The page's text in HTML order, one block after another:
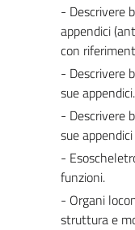
- Descrivere
appendici
con
- Descrivere
sue appendici.
- Descrivere
sue
-
funzioni.
- Organi
struttura e